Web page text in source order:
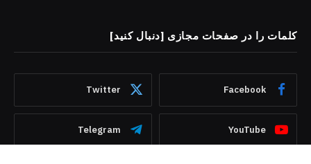
کلمات را در صفحات مجازی [دنبال کنید]
Facebook
Twitter
YouTube
Telegram